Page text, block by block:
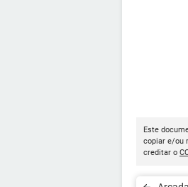
Este
copiar e/ou
creditar o